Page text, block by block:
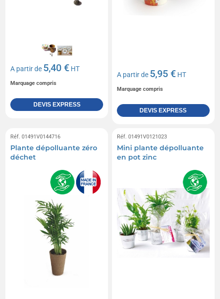
A partir de 5,40 € HT
Marquage compris
DEVIS EXPRESS
A partir de 5,95 € HT
Marquage compris
DEVIS EXPRESS
Réf. 01491V0144716
Plante dépolluante zéro
déchet
Réf. 01491V0121023
Mini plante dépolluante
en pot zinc